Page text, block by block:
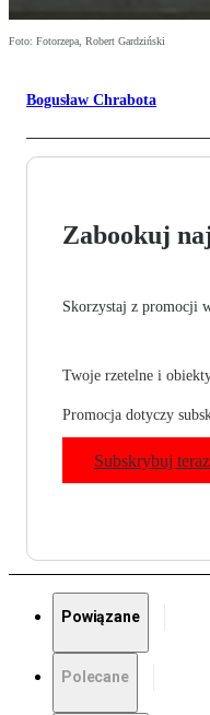
Foto: Fotorzepa, Robert Gardziński
Bogusław Chrabota
Zabookuj
Skorzystaj z promocji
Twoje rzetelne i
Promocja dotyczy
Subskrybuj
Powiązane
Polecane